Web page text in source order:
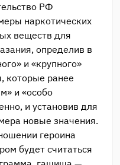
РФ
наркотических
веществ для
определив в
и «крупного»
которые ранее
и «особо
и установив для
новые значения.
героина
будет считаться